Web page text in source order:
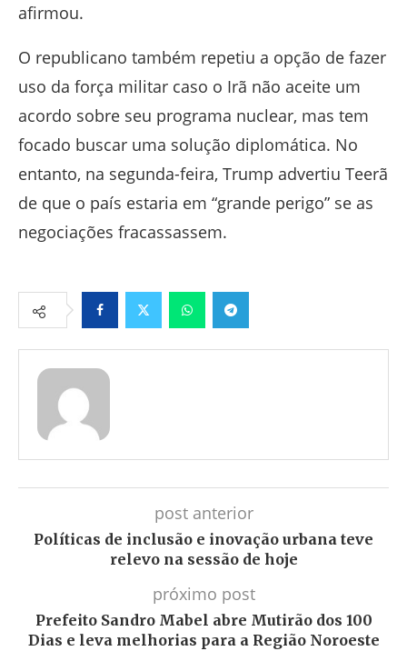
afirmou.
O republicano também repetiu a opção de fazer
uso da força militar caso o Irã não aceite um
acordo sobre seu programa nuclear, mas tem
focado buscar uma solução diplomática. No
entanto, na segunda-feira, Trump advertiu Teerã
de que o país estaria em “grande perigo” se as
negociações fracassassem.
FacebookTwitter WhatsappTelegram
post anterior
Políticas de inclusão e inovação urbana teve
relevo na sessão de hoje
próximo post
Prefeito Sandro Mabel abre Mutirão dos 100
Dias e leva melhorias para a Região Noroeste